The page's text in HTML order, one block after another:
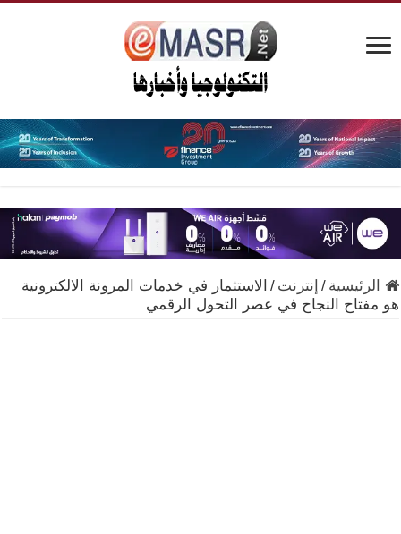
الرئيسية / إنترنت /
الاستثمار في خدمات المرونة الالكترونية
هو مفتاح النجاح في عصر التحول الرقمي